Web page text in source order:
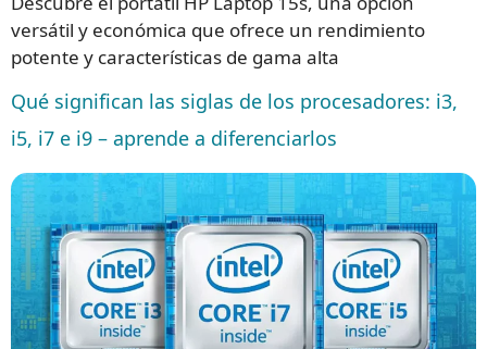
versátil y económica que ofrece un rendimiento
potente y características de gama alta
Qué significan las siglas de los procesadores: i3,
i5, i7 e i9 – aprende a diferenciarlos